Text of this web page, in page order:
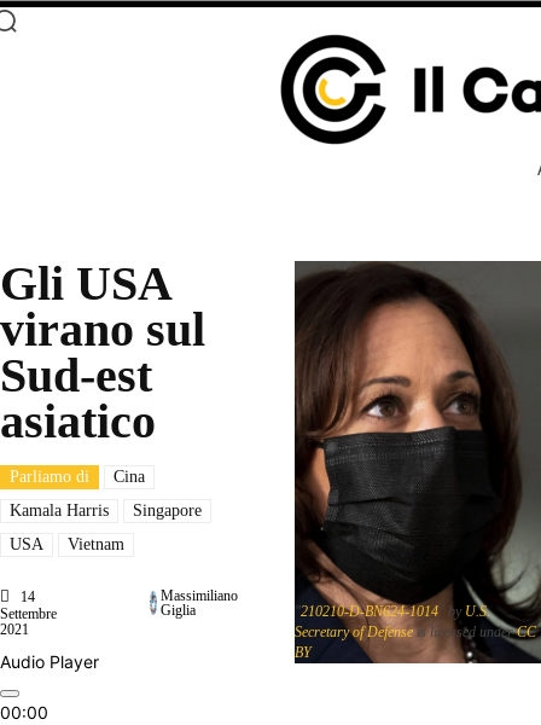
Gli USA
virano sul
Sud-est
asiatico
Parliamo di
Cina
Kamala Harris
Singapore
USA
Vietnam
14
Settembre
2021
Massimiliano
Giglia
Audio Player
00:00
"210210-D-BN624-1014 " by U.S.
Secretary of Defenseis licensed underCC
BY